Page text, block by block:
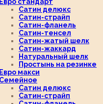
Сатин делюкс
Сатин-страйп
Сатин-фланель
Сатин-тенсел
Сатин-жатый шелк
Сатин-жаккард
Натуральный шелк
Простынь на резинке
Евро макси
Семейное
Сатин делюкс
Сатин-страйп